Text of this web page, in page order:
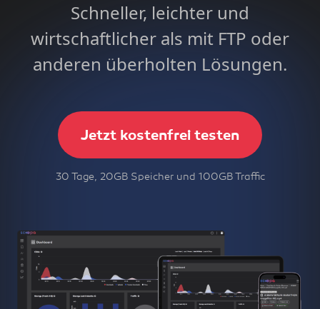
Schneller, leichter und
wirtschaftlicher als mit FTP oder
anderen überholten Lösungen.
Jetzt kostenfrei testen
30 Tage, 20GB Speicher und 100GB Traffic